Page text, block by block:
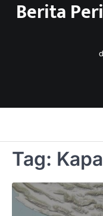
SkipBerita
Tag: